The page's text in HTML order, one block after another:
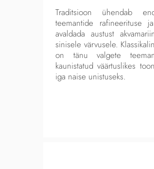
Traditsioon ühendab
teemantide rafineerituse
avaldada austust
sinisele värvusele.
on tänu valgete
kaunistatud väärtuslikes
iga naise unistuseks.